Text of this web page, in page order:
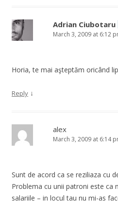
Adrian Ciubotaru
March 3, 2009 at 6:12
Horia, te mai aşteptăm oricând
Reply ↓
alex
March 3, 2009 at 6:14
Sunt de acord ca se reziliaza cu
Problema cu unii patroni este ca
salariile – in locul tau nu mi-as